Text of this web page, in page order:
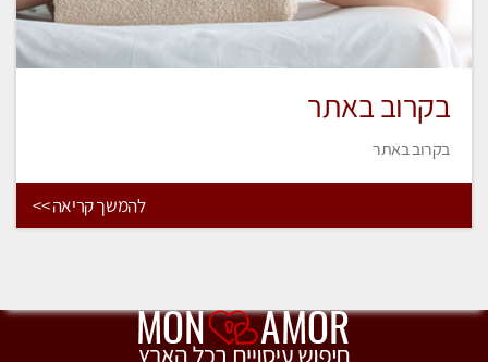
בקרוב באתר
בקרוב באתר
להמשך קריאה >>